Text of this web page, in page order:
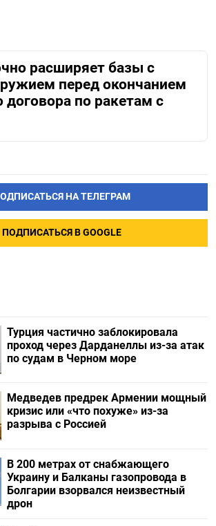
расширяет базы с
перед окончанием
договора по ракетам с
НА ТЕЛЕГРАМ
ПОДПИСАТЬСЯ В GOOGLE
Турция частично заблокировала
проход через Дарданеллы из-за атак
по судам в Черном море
Медведев предрек Армении мощный
кризис или «что похуже» из-за
разрыва с Россией
В 200 метрах от снабжающего
Украину и Балканы газопровода в
Болгарии взорвался неизвестный
дрон